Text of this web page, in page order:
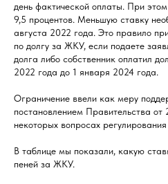
день фактической оплаты. При
9,5 процентов. Меньшую ставку
августа 2022 года. Это правило
по долгу за ЖКУ, если подаете
долга либо собственник оплатил
2022 года до 1 января 2024 года.
Ограничение ввели как меру
постановлением Правительства
некоторых вопросах
В таблице мы показали, какую
пеней за ЖКУ.